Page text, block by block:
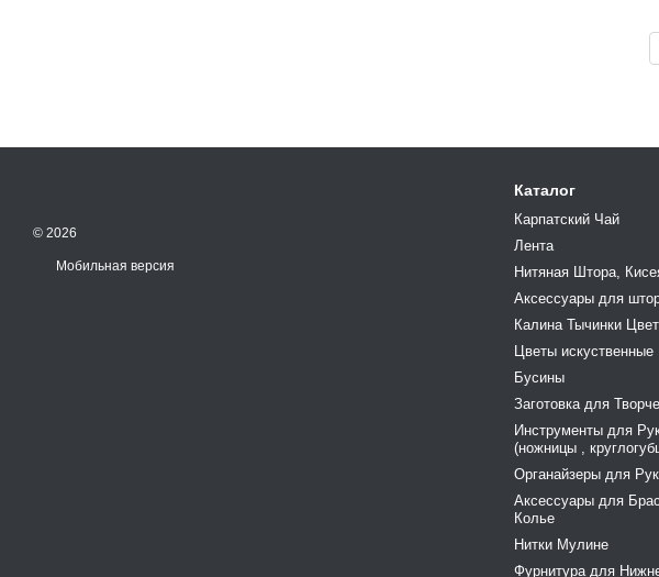
© 2026
Мобильная версия
Каталог
Карпатский Чай
Лента
Нитяная Штора,
Аксессуары для
Калина Тычинки
Цветы искуственные
Бусины
Заготовка для
Инструменты для
(ножницы ,
Органайзеры для
Аксессуары для
Колье
Нитки Мулине
Фурнитура для